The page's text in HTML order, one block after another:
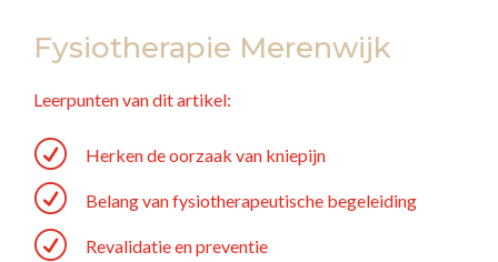
Fysiotherapie Merenwijk
Leerpunten van dit artikel:
R Herken de oorzaak van kniepijn
R Belang van fysiotherapeutische begeleiding
R Revalidatie en preventie